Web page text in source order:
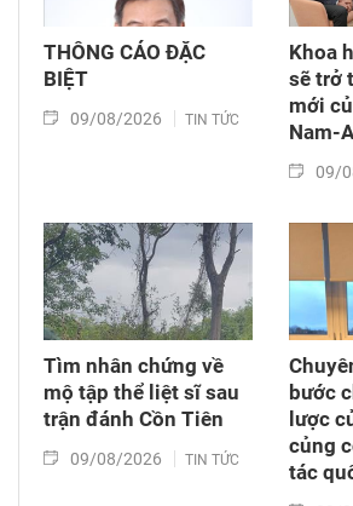
THÔNG CÁO ĐẶC
BIỆT
09/08/2026 TIN TỨC
Khoa
sẽ trở
mới
Nam-
09/
Tìm nhân chứng về
mộ tập thể liệt sĩ sau
trận đánh Cồn Tiên
09/08/2026 TIN TỨC
bước
lược
củng
tác